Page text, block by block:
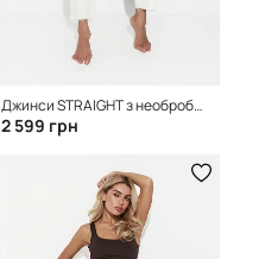
Джинси STRAIGHT з необробленим нижнім краєм, Ivory
2 599 грн